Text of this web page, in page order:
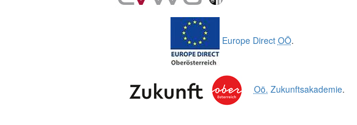
Europe Direct OÖ.
Oö. Zukunftsakademie.